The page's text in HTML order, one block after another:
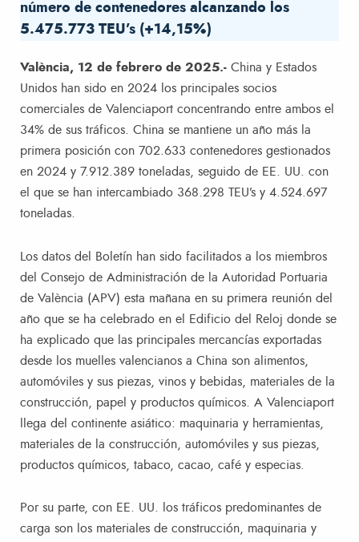
número de contenedores alcanzando los
5.475.773 TEU’s (+14,15%)
València, 12 de febrero de 2025.- China y Estados
Unidos han sido en 2024 los principales socios
comerciales de Valenciaport concentrando entre ambos el
34% de sus tráficos. China se mantiene un año más la
primera posición con 702.633 contenedores gestionados
en 2024 y 7.912.389 toneladas, seguido de EE. UU. con
el que se han intercambiado 368.298 TEU’s y 4.524.697
toneladas.
Los datos del Boletín han sido facilitados a los miembros
del Consejo de Administración de la Autoridad Portuaria
de València (APV) esta mañana en su primera reunión del
año que se ha celebrado en el Edificio del Reloj donde se
ha explicado que las principales mercancías exportadas
desde los muelles valencianos a China son alimentos,
automóviles y sus piezas, vinos y bebidas, materiales de la
construcción, papel y productos químicos. A Valenciaport
llega del continente asiático: maquinaria y herramientas,
materiales de la construcción, automóviles y sus piezas,
productos químicos, tabaco, cacao, café y especias.
Por su parte, con EE. UU. los tráficos predominantes de
carga son los materiales de construcción, maquinaria y